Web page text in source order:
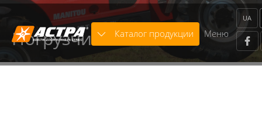
Каталог продукции Меню
UA
Погрузчики